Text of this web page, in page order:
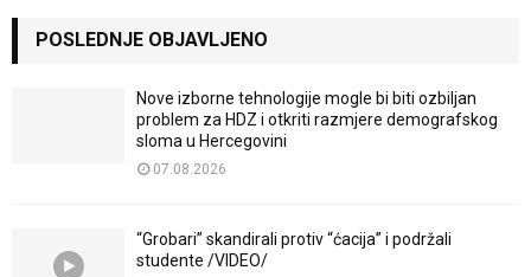
POSLEDNJE OBJAVLJENO
Nove izborne tehnologije mogle bi biti ozbiljan
problem za HDZ i otkriti razmjere demografskog
sloma u Hercegovini
07.08.2026
“Grobari” skandirali protiv “ćacija” i podržali
studente /VIDEO/